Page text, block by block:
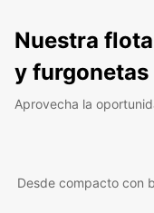
Nuestra
y furgonetas
Aprovecha la
Desde compacto con